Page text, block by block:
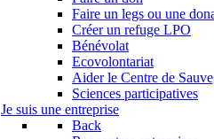
Faire un legs ou une
Créer un refuge LPO
Bénévolat
Ecovolontariat
Aider le Centre de
Sciences participatives
Je suis une entreprise
Back